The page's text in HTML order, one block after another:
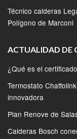
Técnico calderas
Polígono de Marconi
ACTUALIDAD DE
¿Qué es el
Termostato
innovadora
Plan Renove de
Calderas Bosch